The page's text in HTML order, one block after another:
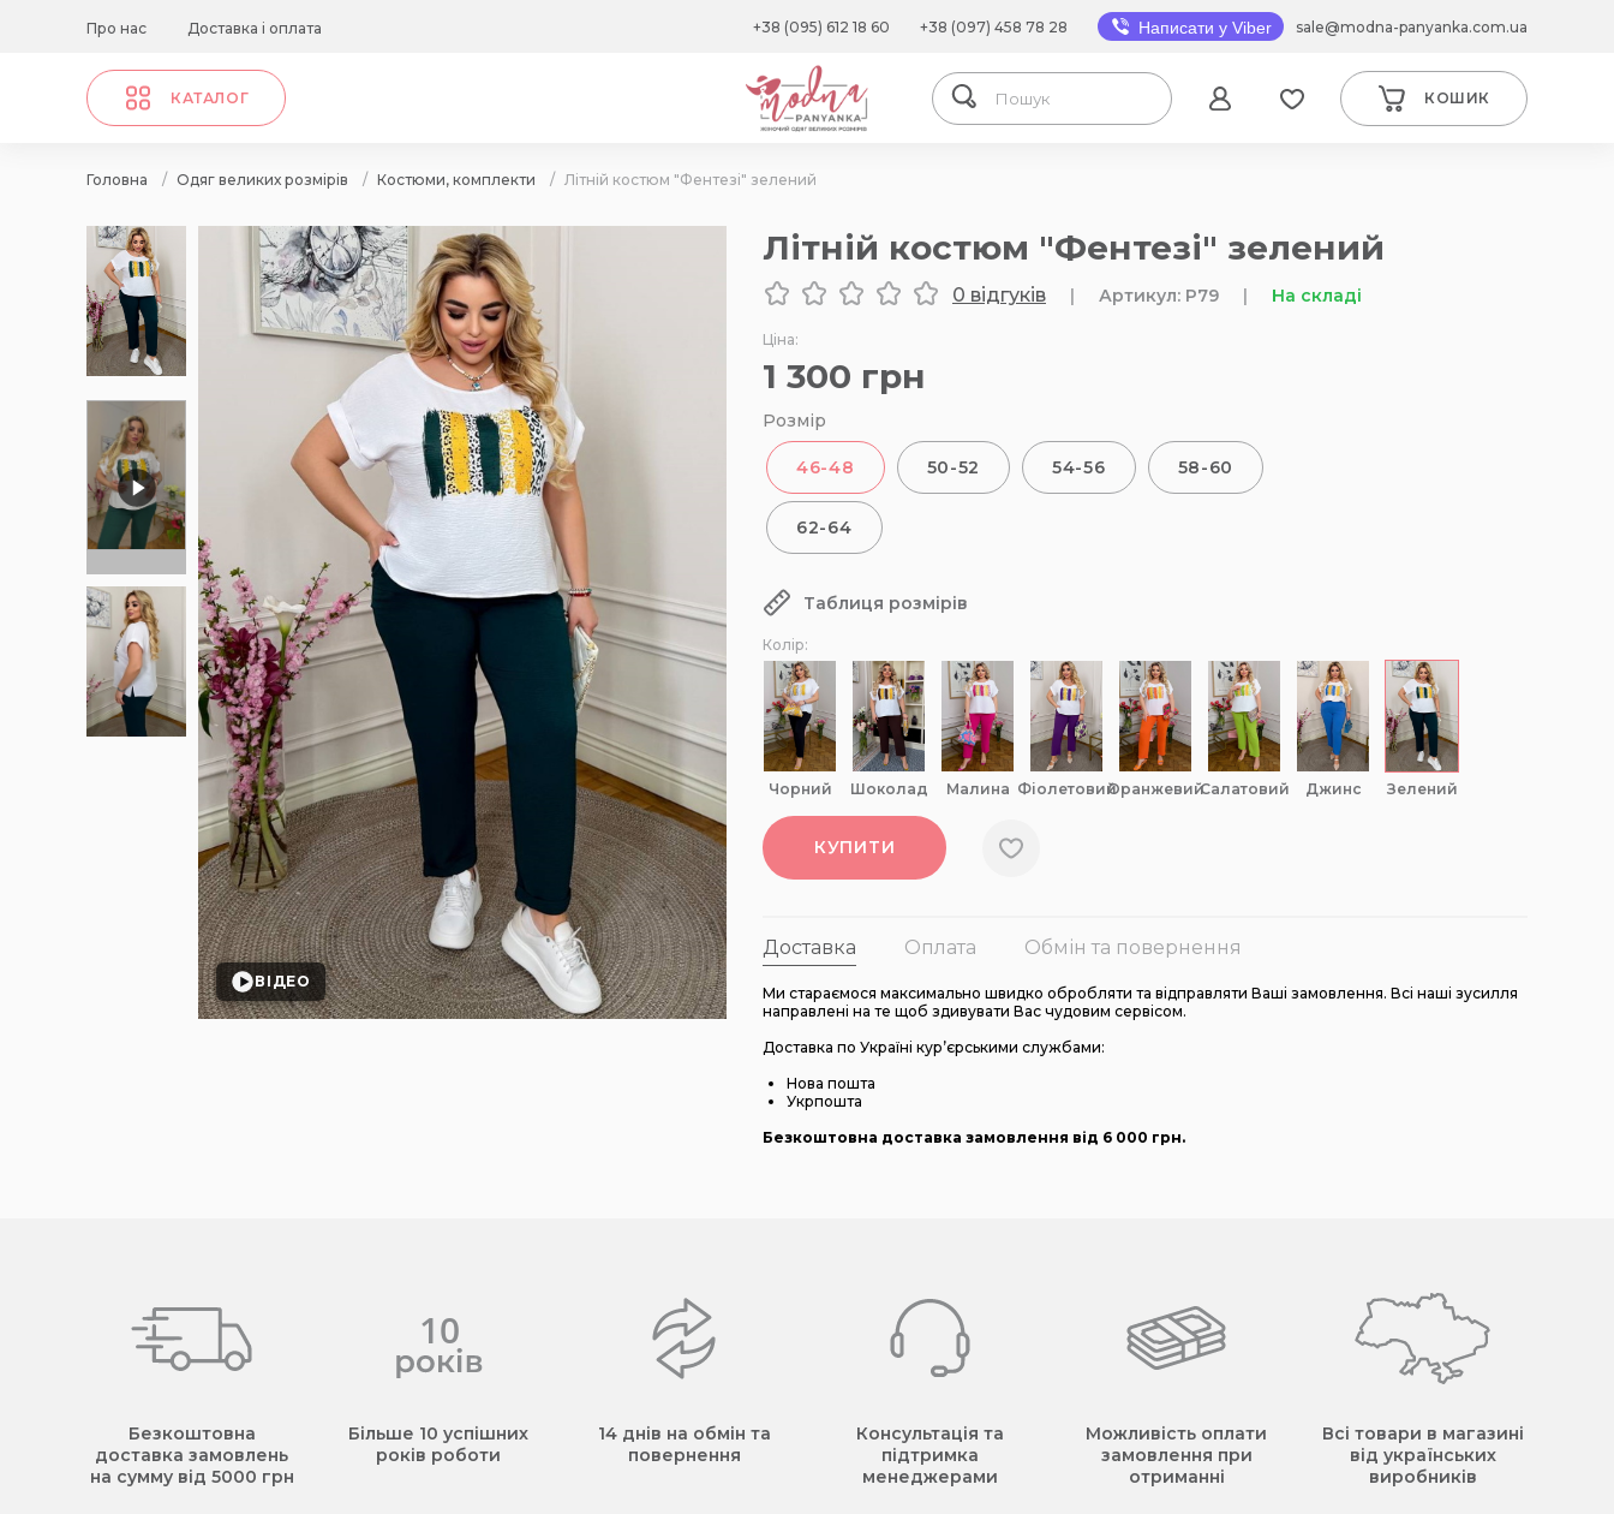
Про нас Доставка і оплата +38 (095) 612 18 60 +38 (097) 458 78 28 Написати у Viber sale@modna-panyanka.com.ua
КАТАЛОГ КОШИК
Головна / Одяг великих розмірів / Костюми, комплекти / Літній костюм "Фентезі" зелений
ВІДЕО
Літній костюм "Фентезі" зелений
0 відгуків | Артикул: P79 | На складі
Ціна:
1 300 грн
Розмір
46-48 50-52 54-56 58-60
62-64
Таблиця розмірів
Колір:
чорний шоколад малина фіолетовий оранжевий салатовий джинс зелений
КУПИТИ
Доставка Оплата Обмін та повернення
Ми стараємося максимально швидко обробляти та відправляти Ваші замовлення. Всі наші зусилля
направлені на те щоб здивувати Вас чудовим сервісом.
Доставка по Україні кур’єрськими службами:
Нова пошта
Укрпошта
Безкоштовна доставка замовлення від 6 000 грн.
Безкоштовна
доставка замовлень
на сумму від 5000 грн
Більше 10 успішних
років роботи
14 днів на обмін та
повернення
Консультація та
підтримка
менеджерами
Можливість оплати
замовлення при
отриманні
Всі товари в магазині
від українських
виробників